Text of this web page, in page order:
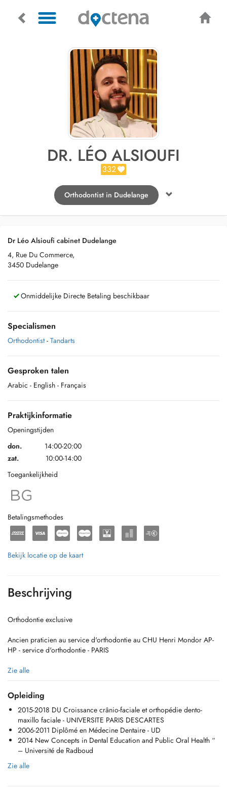
DR. LÉO ALSIOUFI
332
Orthodontist in Dudelange
Dr Léo Alsioufi cabinet Dudelange
4, Rue Du Commerce,
3450 Dudelange
Onmiddelijke Directe Betaling beschikbaar
Specialismen
Orthodontist - Tandarts
Gesproken talen
Arabic - English - Français
Praktijkinformatie
Openingstijden
don.
14:00-20:00
zat.
10:00-14:00
Toegankelijkheid
Betalingsmethodes
Bekijk locatie op de kaart
Beschrijving
Orthodontie exclusive
Ancien praticien au service d'orthodontie au CHU Henri Mondor AP-
HP - service d'orthodontie - PARIS
Invisalign Masterclass Classique Certifiant
Le Dr Léo ALSIOUFI a reçu une formation spécifique de plusieurs
années et sa pratique quotidienne est exclusivement réservée à
l'orthodontie chez les enfants et les adultes.
L'orthodontiste est le spécialiste de l'orthopédie dento-faciale. Il
cherche à la fois à améliorer les différentes fonctions de la bouche
(ventilation, mastication, expression) et à rendre plus harmonieux le
sourire des patients.
Zie alle
Opleiding
2015-2018 DU Croissance crânio-faciale et orthopédie dento-
maxillo faciale - UNIVERSITE PARIS DESCARTES
2006-2011 Diplômé en Médecine Dentaire - UD
2014 New Concepts in Dental Education and Public Oral Health “
– Université de Radboud
Zie alle